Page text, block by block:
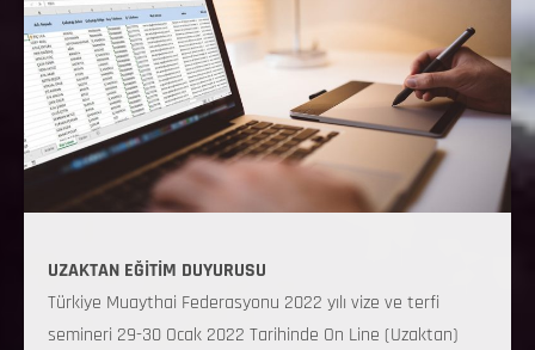
UZAKTAN EĞİTİM DUYURUSU
Türkiye Muaythai Federasyonu 2022 yılı vize ve terfi
semineri 29-30 Ocak 2022 Tarihinde On Line (Uzaktan)